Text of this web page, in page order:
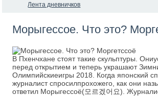
Лента дневничков
Морыгессое. Что это?
В Пхенчхане стоят такие скульптуры.
перед открытием и теперь украшают
Олимпийскиеигры 2018. Когда японский
журналист спросилпрохожего, как они
ответил Морыгессоё(모르겠어요).